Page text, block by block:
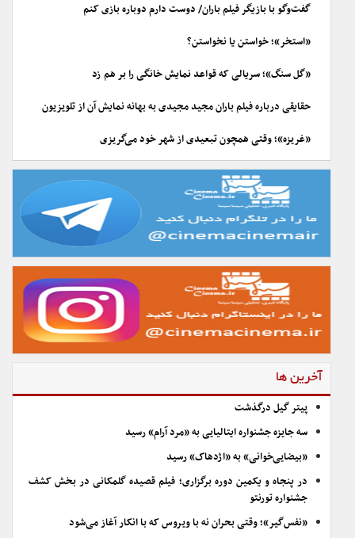
گفت‌وگو با بازیگر فیلم باران/ دوست دارم دوباره بازی کنم
«استخر»؛ خواستن یا نخواستن؟
«گل سنگ»؛ سریالی که قواعد نمایش خانگی را بر هم زد
حقایقی درباره فیلم باران مجید مجیدی به بهانه نمایش آن از تلویزیون
«غریزه»؛ وقتی همچون تبعیدی از شهر خود می‌گریزی
آخرین ها
پیتر گیل درگذشت
سه جایزه جشنواره ایتالیایی به «مرد آرام» رسید
«بیضایی‌خوانی» به «اژدهاک» رسید
در پنجاه و یکمین دوره برگزاری؛ فیلم قصیده گلمکانی در بخش کشف
جشنواره تورنتو
«نفس‌گیر»؛ وقتی بحران نه با ویروس که با انکار آغاز می‌شود